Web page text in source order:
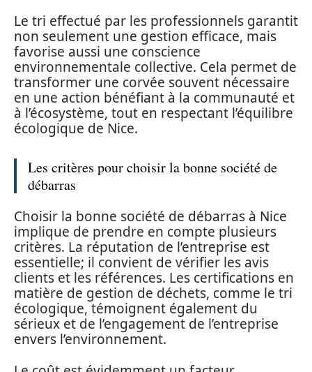
Le tri effectué par les professionnels garantit
non seulement une gestion efficace, mais
favorise aussi une conscience
environnementale collective. Cela permet de
transformer une corvée souvent nécessaire
en une action bénéfiant à la communauté et
à l’écosystème, tout en respectant l’équilibre
écologique de Nice.
Les critères pour choisir la bonne société de
débarras
Choisir la bonne société de débarras à Nice
implique de prendre en compte plusieurs
critères. La réputation de l’entreprise est
essentielle; il convient de vérifier les avis
clients et les références. Les certifications en
matière de gestion de déchets, comme le tri
écologique, témoignent également du
sérieux et de l’engagement de l’entreprise
envers l’environnement.